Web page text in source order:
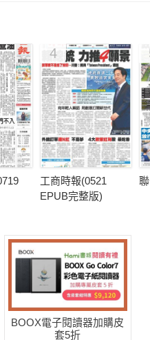
4
工商時報(0521
EPUB完整版)
BOOX電子閱讀器加購皮
套5折